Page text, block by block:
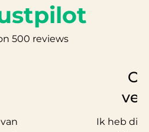
500 reviews
Ik heb dit